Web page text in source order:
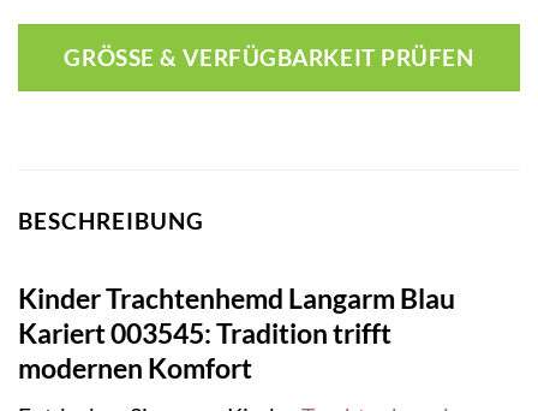
GRÖSSE & VERFÜGBARKEIT PRÜFEN
BESCHREIBUNG
Kinder Trachtenhemd Langarm Blau
Kariert 003545: Tradition trifft
modernen Komfort